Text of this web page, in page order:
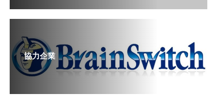
協力企業